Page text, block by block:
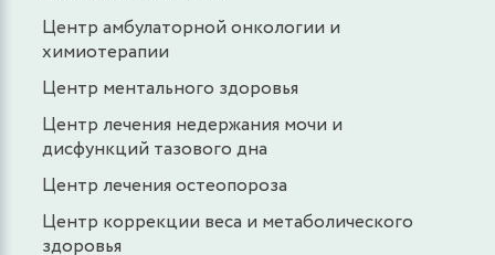
Центр амбулаторной онкологии и
химиотерапии
Центр ментального здоровья
Центр лечения недержания мочи и
дисфункций тазового дна
Центр лечения остеопороза
Центр коррекции веса и метаболического
здоровья